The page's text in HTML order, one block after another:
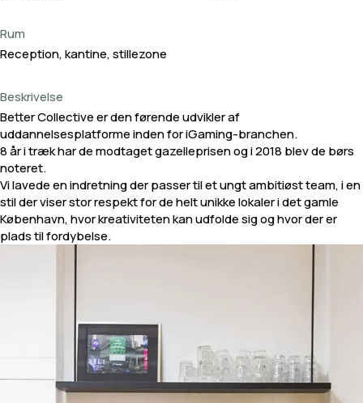
Rum
Reception, kantine, stillezone
Beskrivelse
Better Collective er den førende udvikler af
uddannelsesplatforme inden for iGaming-branchen.
8 år i træk har de modtaget gazelleprisen og i 2018 blev de børs
noteret.
Vi lavede en indretning der passer til et ungt ambitiøst team, i en
stil der viser stor respekt for de helt unikke lokaler i det gamle
København, hvor kreativiteten kan udfolde sig og hvor der er
plads til fordybelse.